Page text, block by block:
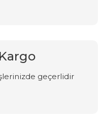
geçerlidir